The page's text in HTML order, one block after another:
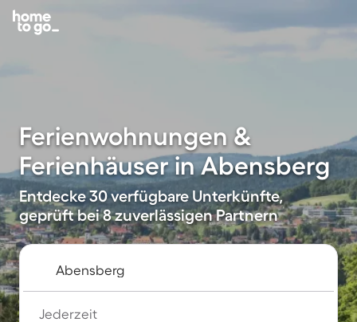
Ferienwohnungen &
Ferienhäuser in Abensberg
Entdecke 30 verfügbare Unterkünfte,
geprüft bei 8 zuverlässigen Partnern
Jederzeit